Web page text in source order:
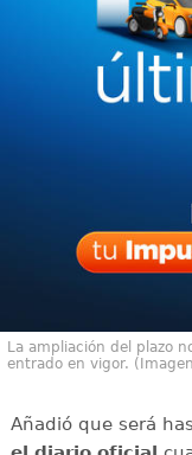
La ampliación del plazo
entrado en vigor.
Añadió que será